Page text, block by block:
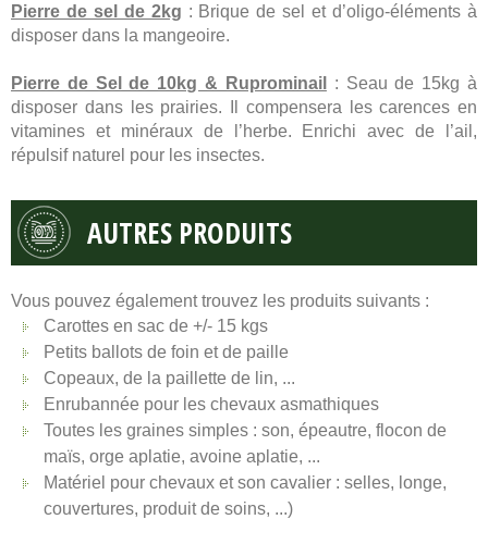
Pierre de sel de 2kg : Brique de sel et d’oligo-éléments à
disposer dans la mangeoire.
Pierre de Sel de 10kg & Ruprominail
: Seau de 15kg à
disposer dans les prairies. Il compensera les carences en
vitamines et minéraux de l’herbe. Enrichi avec de l’ail,
répulsif naturel pour les insectes.
AUTRES PRODUITS
Vous pouvez également trouvez les produits suivants :
Carottes en sac de +/- 15 kgs
Petits ballots de foin et de paille
Copeaux, de la paillette de lin, ...
Enrubannée pour les chevaux asmathiques
Toutes les graines simples : son, épeautre, flocon de
maïs, orge aplatie, avoine aplatie, ...
Matériel pour chevaux et son cavalier : selles, longe,
couvertures, produit de soins, ...)